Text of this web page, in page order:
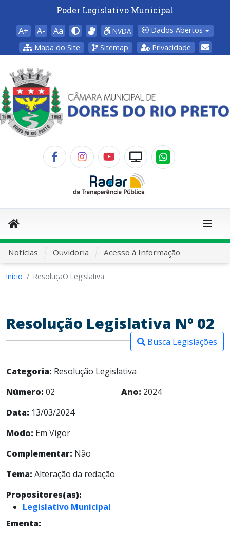
Poder Legislativo Municipal
A+ A- Aa NVDA
Dados Abertos
Mapa do Site
Sitemap Privacidade
Notícias Ouvidoria Acesso à Informação
Início ResoluçãO Legislativa
Resolução Legislativa Nº 02
Busca Legislações
Categoria: Resolução Legislativa
Número: 02 Ano: 2024
Data: 13/03/2024
Modo: Em Vigor
Complementar: Não
Tema: Alteração da redação
Propositores(as):
Legislativo Municipal
Ementa: